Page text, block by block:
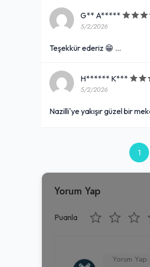
G** A*****
5/2/2026
Teşekkür ederiz 😁 …
H****** K***
5/2/2026
Nazilli'ye yakışır güzel bir
1
Yorum Yap
Puanla